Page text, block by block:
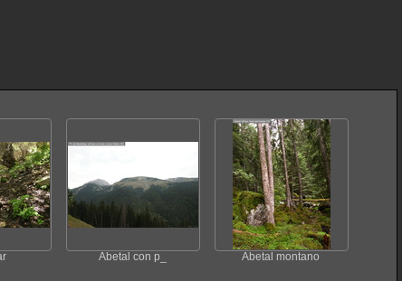
Abetal con p_ Abetal montano